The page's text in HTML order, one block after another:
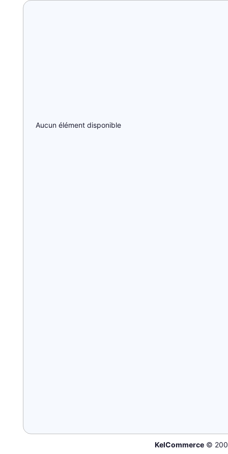
Aucun élément disponible
KelCommerce©